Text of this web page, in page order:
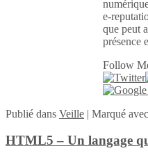
e-
que peut
présence
Follow
Publié dans Veille | Marqué avec
HTML5 – Un langage